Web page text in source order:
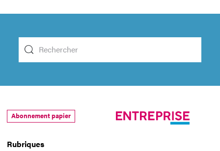
Rubriques
Abonnement papier